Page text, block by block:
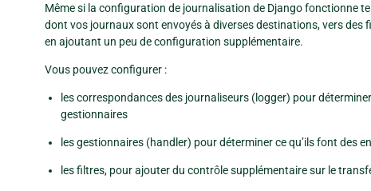
Même si la configuration de journalisation de Django fonctionne
dont vos journaux sont envoyés à diverses destinations, vers des
en ajoutant un peu de configuration supplémentaire.
Vous pouvez configurer :
les correspondances des journaliseurs (logger) pour
gestionnaires
les gestionnaires (handler) pour déterminer ce qu’ils font des
les filtres, pour ajouter du contrôle supplémentaire sur le